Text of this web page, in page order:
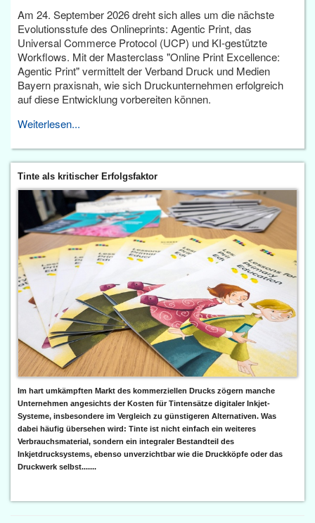
Am 24. September 2026 dreht sich alles um die nächste
Evolutionsstufe des Onlineprints: Agentic Print, das
Universal Commerce Protocol (UCP) und KI-gestützte
Workflows. Mit der Masterclass "Online Print Excellence:
Agentic Print" vermittelt der Verband Druck und Medien
Bayern praxisnah, wie sich Druckunternehmen erfolgreich
auf diese Entwicklung vorbereiten können.
Weiterlesen...
Tinte als kritischer Erfolgsfaktor
Im hart umkämpften Markt des kommerziellen Drucks zögern manche
Unternehmen angesichts der Kosten für Tintensätze digitaler Inkjet-
Systeme, insbesondere im Vergleich zu günstigeren Alternativen. Was
dabei häufig übersehen wird: Tinte ist nicht einfach ein weiteres
Verbrauchsmaterial, sondern ein integraler Bestandteil des
Inkjetdrucksystems, ebenso unverzichtbar wie die Druckköpfe oder das
Druckwerk selbst.......